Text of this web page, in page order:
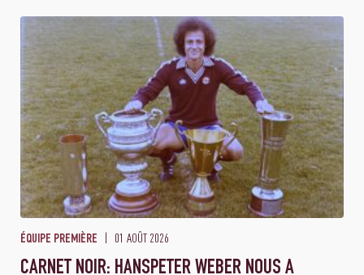
ÉQUIPE PREMIÈRE 01 AOÛT 2026
CARNET NOIR: HANSPETER WEBER NOUS A